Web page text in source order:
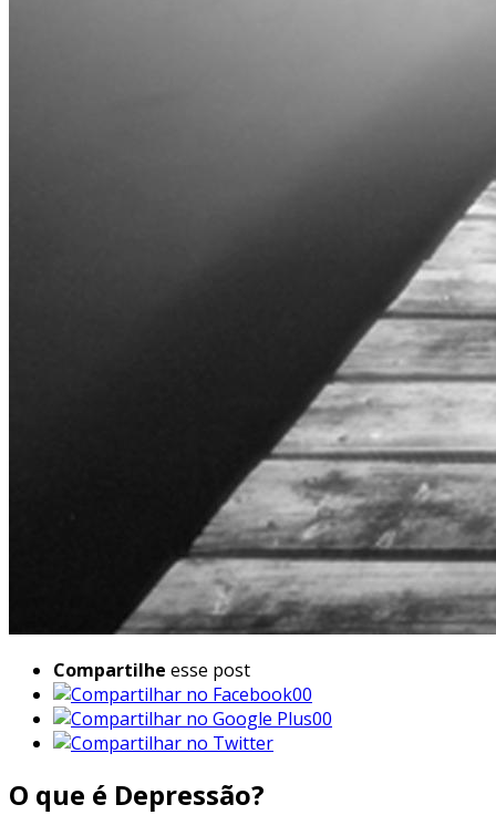
Compartilhe esse post
00
00
O que é Depressão?